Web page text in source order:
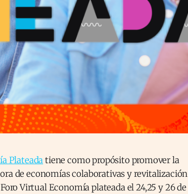
Plateadatiene como propósito promover la
de economías colaborativas y revitalización
Virtual Economía plateada el 24,25 y 26 de